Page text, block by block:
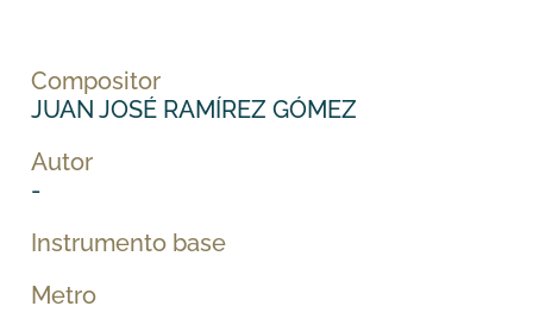
Compositor
JUAN JOSÉ RAMÍREZ GÓMEZ
Autor
-
Instrumento base
Metro